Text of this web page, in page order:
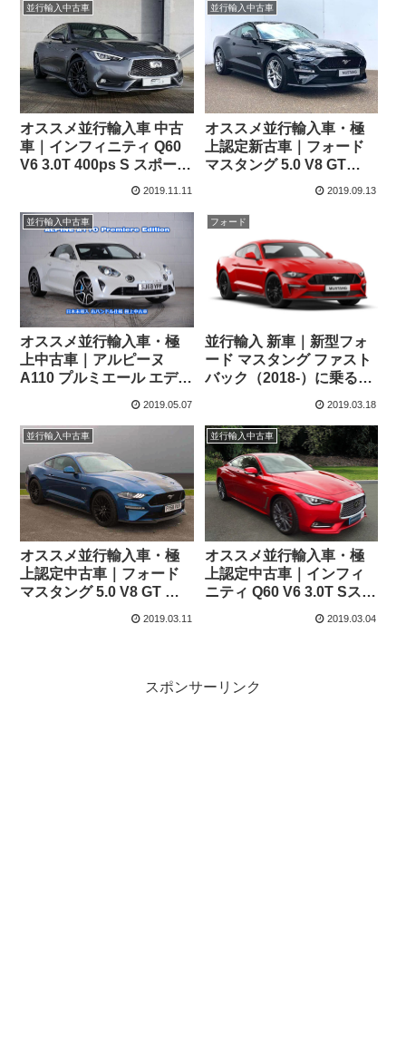
並行輸入中古車
オススメ並行輸入車 中古
車｜インフィニティ Q60
V6 3.0T 400ps S スポーツ
テック AWD 7AT 右ハン
2019.11.11
並行輸入中古車
オススメ並行輸入車・極
上認定新古車｜フォード
マスタング 5.0 V8 GT
2019.09.13
並行輸入中古車
オススメ並行輸入車・極
上中古車｜アルピーヌ
A110 プルミエール エディ
ション 1.8L 2ドア 7DCT
2019.05.07
フォード
並行輸入 新車｜新型フォ
ード マスタング ファスト
バック（2018-）に乗る。
日本未導入マッスルカー
情報。
2019.03.18
並行輸入中古車
オススメ並行輸入車・極
上認定中古車｜フォード
マスタング 5.0 V8 GT カ
2019.03.11
並行輸入中古車
オススメ並行輸入車・極
上認定中古車｜インフィ
ニティ Q60 V6 3.0T Sスポ
2019.03.04
スポンサーリンク